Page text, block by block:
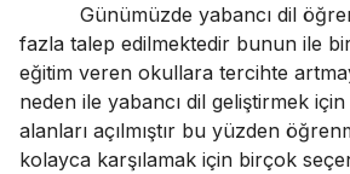
Günümüzde yabancı dil
fazla talep edilmektedir bunun ile
eğitim veren okullara tercihte
neden ile yabancı dil geliştirmek
alanları açılmıştır bu yüzden
kolayca karşılamak için birçok